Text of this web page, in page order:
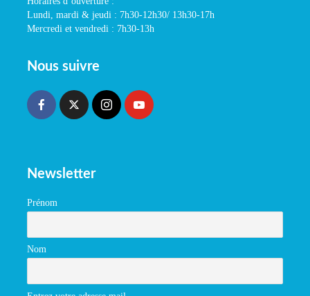
Lundi, mardi & jeudi : 7h30-12h30/ 13h30-17h
Mercredi et vendredi : 7h30-13h
Nous suivre
Newsletter
Prénom
Nom